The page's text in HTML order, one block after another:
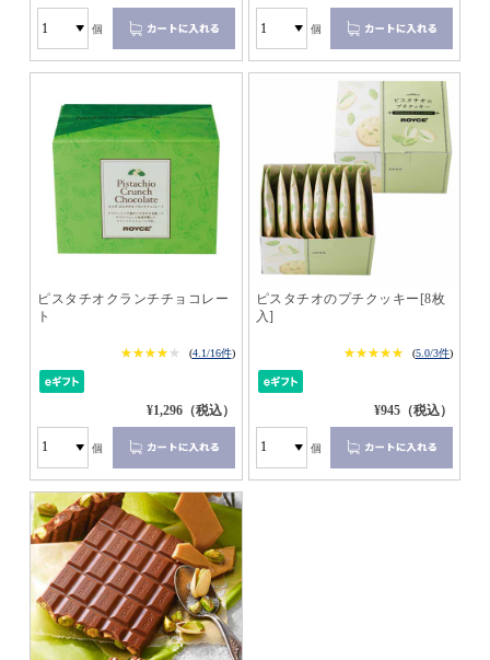
個 個
ピスタチオクランチチョコレー
ト
★★★★★
★★★★★ (4.1/16件)
¥1,296（税込）
個
ピスタチオのプチクッキー[8枚
入]
★★★★★
★★★★★ (5.0/3件)
¥945（税込）
個